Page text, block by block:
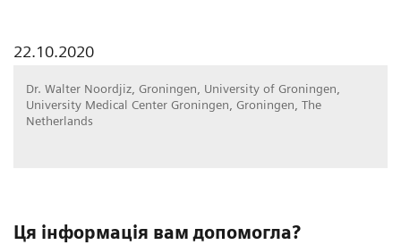
22.10.2020
Dr. Walter Noordjiz, Groningen, University of Groningen,
University Medical Center Groningen, Groningen, The
Netherlands
Ця інформація вам допомогла?